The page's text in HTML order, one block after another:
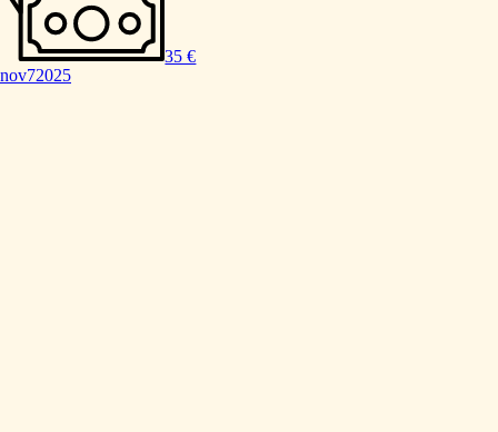
35 €
nov72025